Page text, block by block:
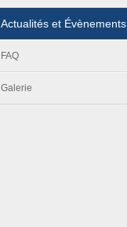
Actualités et Évènements
FAQ
Galerie